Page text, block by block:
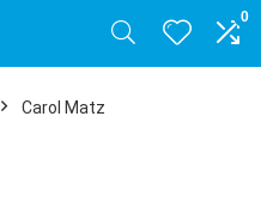
0
Carol Matz